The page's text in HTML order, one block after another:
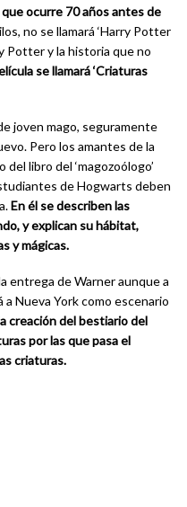
ocurre 70 años antes de
no se llamará ‘Harry Potter
Potter y la historia que no
se llamará ‘Criaturas
joven mago, seguramente
Pero los amantes de la
libro del ‘magozoólogo’
de Hogwarts deben
En él se describen las
y explican su hábitat,
y mágicas.
entrega de Warner aunque a
Nueva York como escenario
creación del bestiario del
por las que pasa el
criaturas.